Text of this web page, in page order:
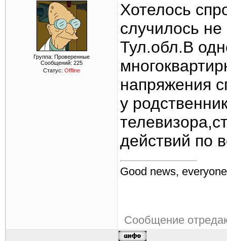
Группа: Проверенные
Сообщений: 225
Статус: Offline
Хотелось
случилось
Тул.обл.В
напряжения
у
действий по
Good news,
Сообщение